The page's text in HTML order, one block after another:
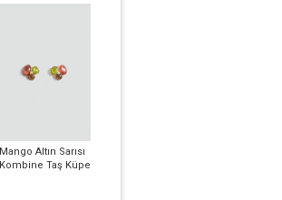
Mango Altın Sarısı
Kombine Taş Küpe